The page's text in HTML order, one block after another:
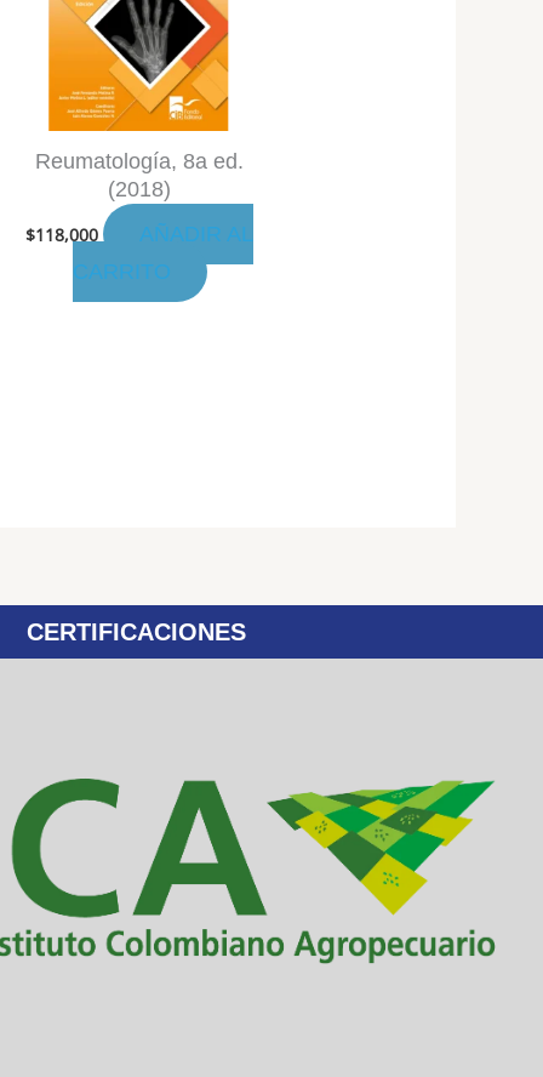
Reumatología, 8a ed.
(2018)
$118,000
AÑADIR AL
CARRITO
CERTIFICACIONES